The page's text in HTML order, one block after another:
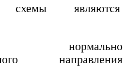
схемы являются
нормально
направления